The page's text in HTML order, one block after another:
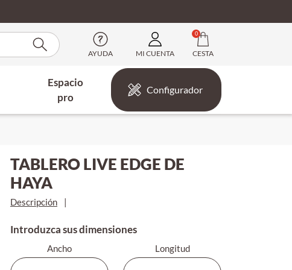
AYUDA MI CUENTA
0
CESTA
Espacio
pro
Configurador
TABLERO LIVE EDGE DE
HAYA
Descripción
Introduzca sus dimensiones
Ancho Longitud